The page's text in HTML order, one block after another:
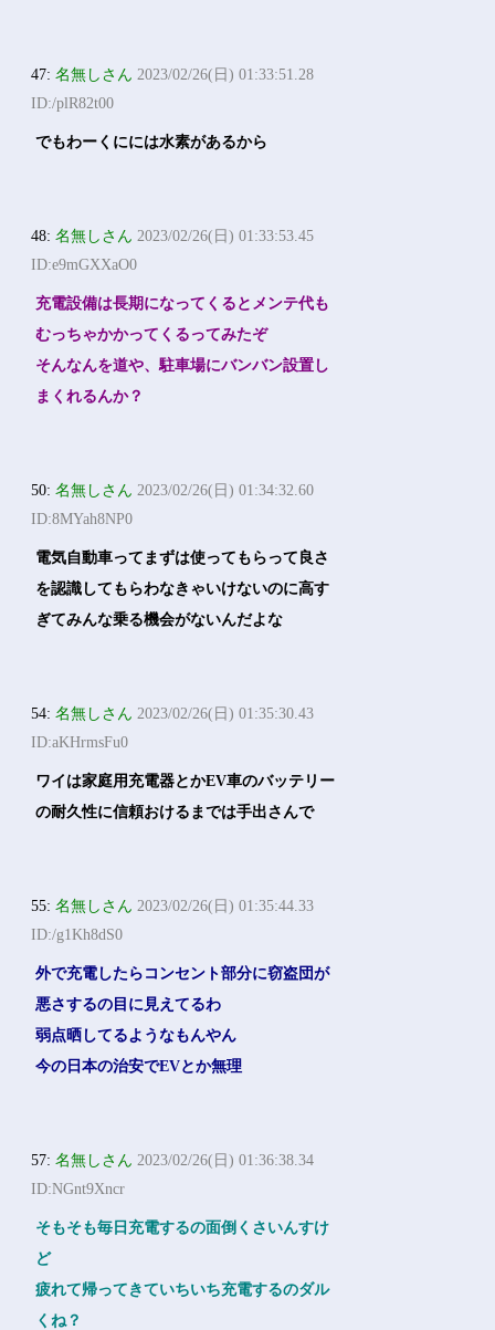
47:名無しさん 2023/02/26(日) 01:33:51.28
ID:/plR82t00
でもわーくにには水素があるから
48:名無しさん 2023/02/26(日) 01:33:53.45
ID:e9mGXXaO0
充電設備は長期になってくるとメンテ代も
むっちゃかかってくるってみたぞ
そんなんを道や、駐車場にバンバン設置し
まくれるんか？
50:名無しさん 2023/02/26(日) 01:34:32.60
ID:8MYah8NP0
電気自動車ってまずは使ってもらって良さ
を認識してもらわなきゃいけないのに高す
ぎてみんな乗る機会がないんだよな
54:名無しさん 2023/02/26(日) 01:35:30.43
ID:aKHrmsFu0
ワイは家庭用充電器とかEV車のバッテリー
の耐久性に信頼おけるまでは手出さんで
55:名無しさん 2023/02/26(日) 01:35:44.33
ID:/g1Kh8dS0
外で充電したらコンセント部分に窃盗団が
悪さするの目に見えてるわ
弱点晒してるようなもんやん
今の日本の治安でEVとか無理
57:名無しさん 2023/02/26(日) 01:36:38.34
ID:NGnt9Xncr
そもそも毎日充電するの面倒くさいんすけ
ど
疲れて帰ってきていちいち充電するのダル
くね？